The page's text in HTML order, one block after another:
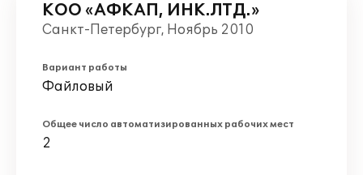
КОО «АФКАП, ИНК.ЛТД.»
Санкт-Петербург, Ноябрь 2010
Вариант работы
Файловый
Общее число автоматизированных рабочих мест
2